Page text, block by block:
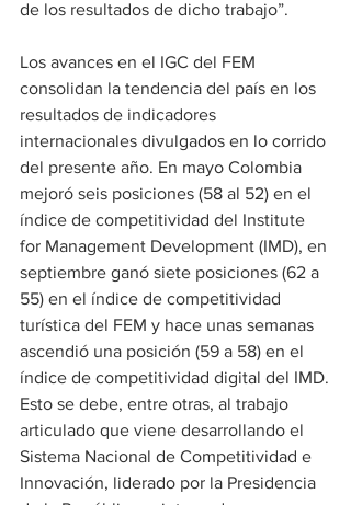
de los resultados de dicho trabajo”.
Los avances en el IGC del FEM
consolidan la tendencia del país en los
resultados de indicadores
internacionales divulgados en lo corrido
del presente año. En mayo Colombia
mejoró seis posiciones (58 al 52) en el
índice de competitividad del Institute
for Management Development (IMD), en
septiembre ganó siete posiciones (62 a
55) en el índice de competitividad
turística del FEM y hace unas semanas
ascendió una posición (59 a 58) en el
índice de competitividad digital del IMD.
Esto se debe, entre otras, al trabajo
articulado que viene desarrollando el
Sistema Nacional de Competitividad e
Innovación, liderado por la Presidencia